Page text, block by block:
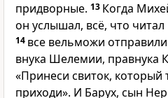
придворные. 13 Когда
он услышал, всё, что читал
14 все вельможи
внука Шелемии, правнука
«Принеси свиток, который
приходи». И Барух, сын